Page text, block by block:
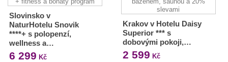
Slovinsko v
NaturHotelu Snovik
****+ s polopenzí,
wellness a…
6 299 Kč
Krakov v Hotelu Daisy
Superior *** s
dobovými pokoji,…
2 599 Kč